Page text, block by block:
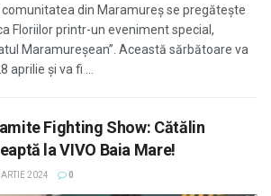
din Maramureș se pregătește
Floriilor printr-un eveniment special,
Maramureșean”. Această sărbătoare va
aprilie și va fi ...
Fighting Show: Cătălin
la VIVO Baia Mare!
2024 0